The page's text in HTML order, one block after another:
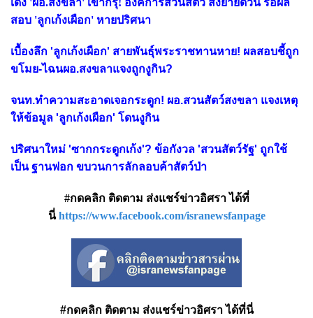
สอบ 'ลูกเก้งเผือก' หายปริศนา
เบื้องลึก 'ลูกเก้งเผือก' สายพันธุ์พระราชทานหาย! ผลสอบชี้ถูก
ขโมย-ไฉนผอ.สงขลาแจงถูกงูกิน?
จนท.ทำความสะอาดเจอกระดูก! ผอ.สวนสัตว์สงขลา แจงเหตุ
ให้ข้อมูล 'ลูกเก้งเผือก' โดนงูกิน
ปริศนาใหม่ 'ซากกระดูกเก้ง'? ข้อกังวล 'สวนสัตว์รัฐ' ถูกใช้
เป็น ฐานฟอก ขบวนการลักลอบค้าสัตว์ป่า
#กดคลิก ติดตาม ส่งแชร์ข่าวอิศรา ได้ที่
นี่https://www.facebook.com/isranewsfanpage
#กดคลิก ติดตาม ส่งแชร์ข่าวอิศรา ได้ที่นี่